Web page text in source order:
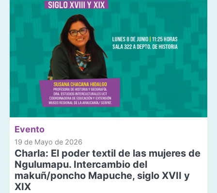
Evento
19 de Mayo de 2026
Charla: El poder textil de las mujeres de
Ngulumapu. Intercambio del
makuñ/poncho Mapuche, siglo XVII y
XIX